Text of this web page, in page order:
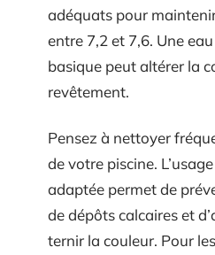
adéquats pour
entre 7,2 et 7,6. Une
basique peut altérer la
revêtement.
Pensez à nettoyer
de votre piscine.
adaptée permet de
de dépôts calcaires et
ternir la couleur. Pour